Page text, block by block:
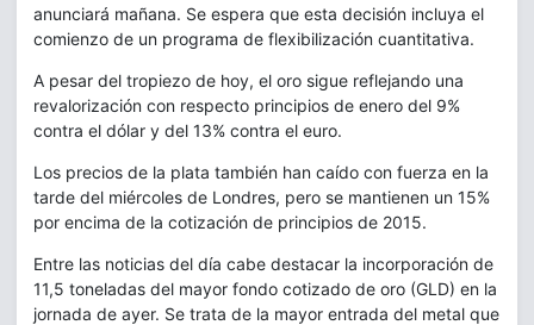
anunciará mañana. Se espera que esta decisión incluya el
comienzo de un programa de flexibilización cuantitativa.
A pesar del tropiezo de hoy, el oro sigue reflejando una
revalorización con respecto principios de enero del 9%
contra el dólar y del 13% contra el euro.
Los precios de la plata también han caído con fuerza en la
tarde del miércoles de Londres, pero se mantienen un 15%
por encima de la cotización de principios de 2015.
Entre las noticias del día cabe destacar la incorporación de
11,5 toneladas del mayor fondo cotizado de oro (GLD) en la
jornada de ayer. Se trata de la mayor entrada del metal que